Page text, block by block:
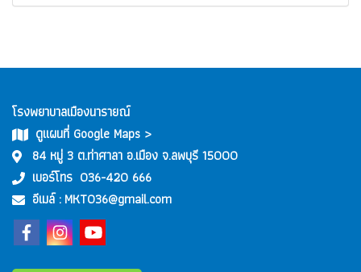
โรงพยาบาลเมืองนารายณ์
ดูแผนที่ Google Maps >
84 หมู่ 3 ต.ท่าศาลา อ.เมือง จ.ลพบุรี 15000
เบอร์โทร 036-420 666
อีเมล์ : MKT036@gmail.com